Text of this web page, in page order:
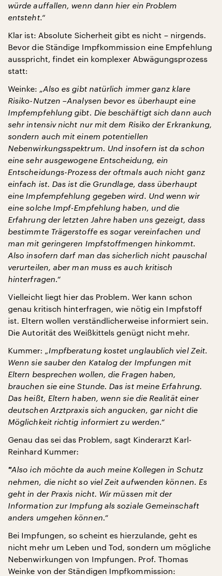
würde auffallen, wenn dann hier ein Problem
entsteht.“
Klar ist: Absolute Sicherheit gibt es nicht – nirgends.
Bevor die Ständige Impfkommission eine Empfehlung
ausspricht, findet ein komplexer Abwägungsprozess
statt:
Weinke: „Also es gibt natürlich immer ganz klare
Risiko-Nutzen –Analysen bevor es überhaupt eine
Impfempfehlung gibt. Die beschäftigt sich dann auch
sehr intensiv nicht nur mit dem Risiko der Erkrankung,
sondern auch mit einem potentiellen
Nebenwirkungsspektrum. Und insofern ist da schon
eine sehr ausgewogene Entscheidung, ein
Entscheidungs-Prozess der oftmals auch nicht ganz
einfach ist. Das ist die Grundlage, dass überhaupt
eine Impfempfehlung gegeben wird. Und wenn wir
eine solche Impf-Empfehlung haben, und die
Erfahrung der letzten Jahre haben uns gezeigt, dass
bestimmte Trägerstoffe es sogar vereinfachen und
man mit geringeren Impfstoffmengen hinkommt.
Also insofern darf man das sicherlich nicht pauschal
verurteilen, aber man muss es auch kritisch
hinterfragen.“
Vielleicht liegt hier das Problem. Wer kann schon
genau kritisch hinterfragen, wie nötig ein Impfstoff
ist. Eltern wollen verständlicherweise informiert sein.
Die Autorität des Weißkittels genügt nicht mehr.
Kummer: „Impfberatung kostet unglaublich viel Zeit.
Wenn sie sauber den Katalog der Impfungen mit
Eltern besprechen wollen, die Fragen haben,
brauchen sie eine Stunde. Das ist meine Erfahrung.
Das heißt, Eltern haben, wenn sie die Realität einer
deutschen Arztpraxis sich angucken, gar nicht die
Möglichkeit richtig informiert zu werden.“
Genau das sei das Problem, sagt Kinderarzt Karl-
Reinhard Kummer:
"Also ich möchte da auch meine Kollegen in Schutz
nehmen, die nicht so viel Zeit aufwenden können. Es
geht in der Praxis nicht. Wir müssen mit der
Information zur Impfung als soziale Gemeinschaft
anders umgehen können.“
Bei Impfungen, so scheint es hierzulande, geht es
nicht mehr um Leben und Tod, sondern um mögliche
Nebenwirkungen von Impfungen. Prof. Thomas
Weinke von der Ständigen Impfkommission: